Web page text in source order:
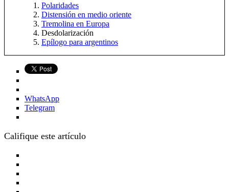
Polaridades
Distensión en medio oriente
Tremolina en Europa
Desdolarización
Epílogo para argentinos
WhatsApp
Telegram
Califique este artículo